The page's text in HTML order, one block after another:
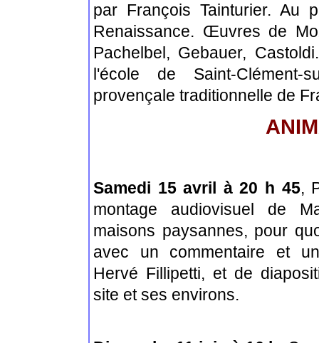
par François Tainturier. Au
Renaissance. Œuvres de
Pachelbel, Gebauer,
l'école de Saint-
provençale traditionnelle de
Samedi 15 avril à 20 h 45,
montage audiovisuel de
maisons paysannes, pour
avec un commentaire et
Hervé Fillipetti, et de
site et ses environs.